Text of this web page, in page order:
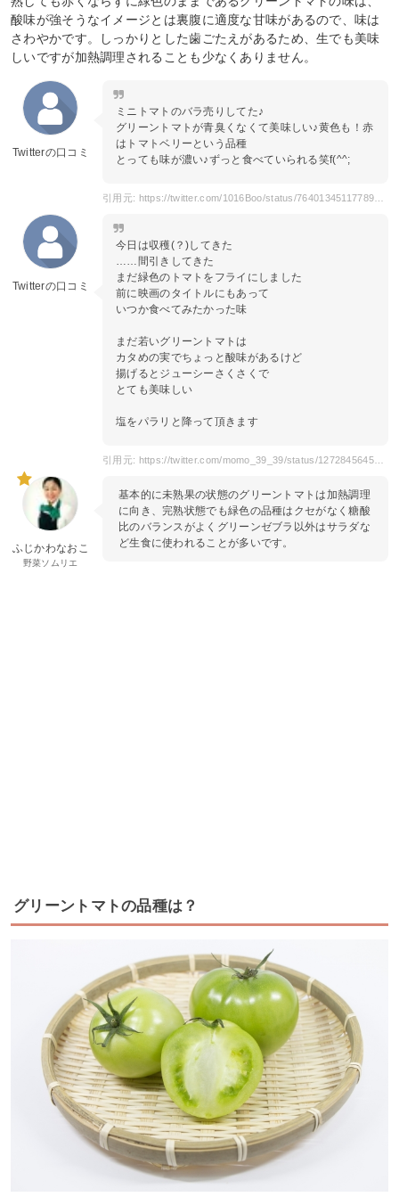
酸味が強そうなイメージとは裏腹に適度な甘味があるので、味は
さわやかです。しっかりとした歯ごたえがあるため、生でも美味
しいですが加熱調理されることも少なくありません。
Twitterの口コミ
ミニトマトのバラ売りしてた♪
グリーントマトが青臭くなくて美味しい♪黄色も！赤
はトマトベリーという品種
とっても味が濃い♪ずっと食べていられる笑f(^^;
Twitterの口コミ
今日は収穫(？)してきた
……間引きしてきた
まだ緑色のトマトをフライにしました
前に映画のタイトルにもあって
いつか食べてみたかった味
まだ若いグリーントマトは
カタめの実でちょっと酸味があるけど
揚げるとジューシーさくさくで
とても美味しい
塩をパラリと降って頂きます
引用元: https://twitter.com/momo_39_39/status/1272845645045329920?s=20
ふじかわなおこ
野菜ソムリエ
基本的に未熟果の状態のグリーントマトは加熱調理
に向き、完熟状態でも緑色の品種はクセがなく糖酸
比のバランスがよくグリーンゼブラ以外はサラダな
ど生食に使われることが多いです。
グリーントマトの品種は？